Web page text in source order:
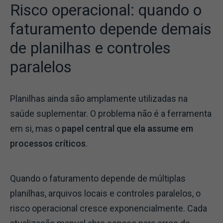
Risco operacional: quando o
faturamento depende demais
de planilhas e controles
paralelos
Planilhas ainda são amplamente utilizadas na
saúde suplementar. O problema não é a ferramenta
em si, mas o papel central que ela assume em
processos críticos.
Quando o faturamento depende de múltiplas
planilhas, arquivos locais e controles paralelos, o
risco operacional cresce exponencialmente. Cada